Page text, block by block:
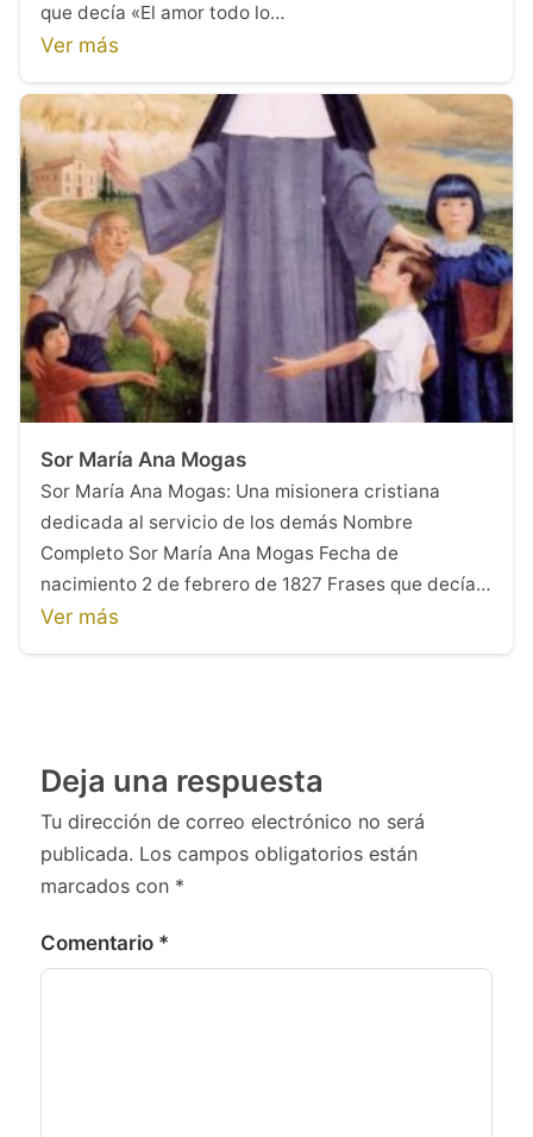
que decía «El amor todo lo…
Ver más
Sor María Ana Mogas
Sor María Ana Mogas: Una misionera cristiana
dedicada al servicio de los demás Nombre
Completo Sor María Ana Mogas Fecha de
nacimiento 2 de febrero de 1827 Frases que decía…
Ver más
Deja una respuesta
Tu dirección de correo electrónico no será
publicada. Los campos obligatorios están
marcados con *
Comentario *